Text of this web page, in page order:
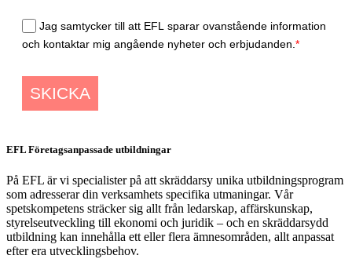
Jag samtycker till att EFL sparar ovanstående information
och kontaktar mig angående nyheter och erbjudanden.*
SKICKA
EFL Företagsanpassade utbildningar
På EFL är vi specialister på att skräddarsy unika utbildningsprogram
som adresserar din verksamhets specifika utmaningar. Vår
spetskompetens sträcker sig allt från ledarskap, affärskunskap,
styrelseutveckling till ekonomi och juridik – och en skräddarsydd
utbildning kan innehålla ett eller flera ämnesområden, allt anpassat
efter era utvecklingsbehov.